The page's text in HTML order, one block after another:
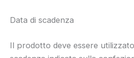
Data di scadenza
Il prodotto deve essere